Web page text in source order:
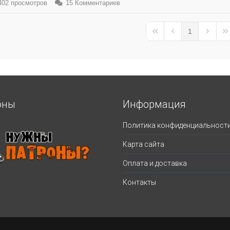
просмотров 15 Комментариев
First PagePrevious Page
1
Next
Информация
Политика
Карта сайта
Оплата и доставка
Контакты